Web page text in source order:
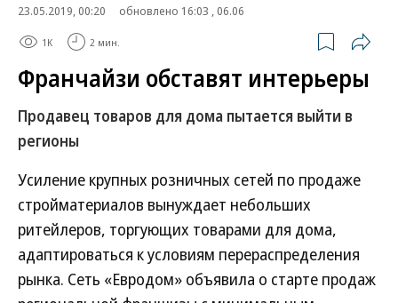
23.05.2019, 00:20
обновлено 16:03 , 06.06
1K 2 мин.
Франчайзи обставят интерьеры
Продавец товаров для дома пытается выйти в
регионы
Усиление крупных розничных сетей по продаже
стройматериалов вынуждает небольших
ритейлеров, торгующих товарами для дома,
адаптироваться к условиям перераспределения
рынка. Сеть «Евродом» объявила о старте продаж